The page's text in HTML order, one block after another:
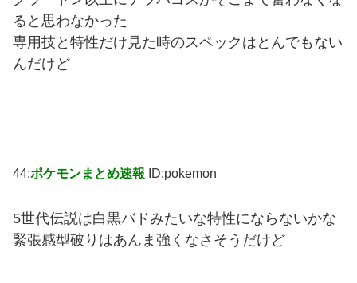
ると思わなかった
専用技と特性だけ見た時のスペックはとんでもない
んだけど
44:ポケモンまとめ速報 ID:pokemon
5世代伝説は白黒バドみたいな特性にならないかな
緊張感型破りはあんま強くなさそうだけど